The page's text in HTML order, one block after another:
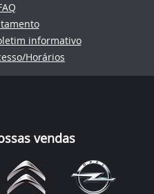
informativo
Horários
vendas